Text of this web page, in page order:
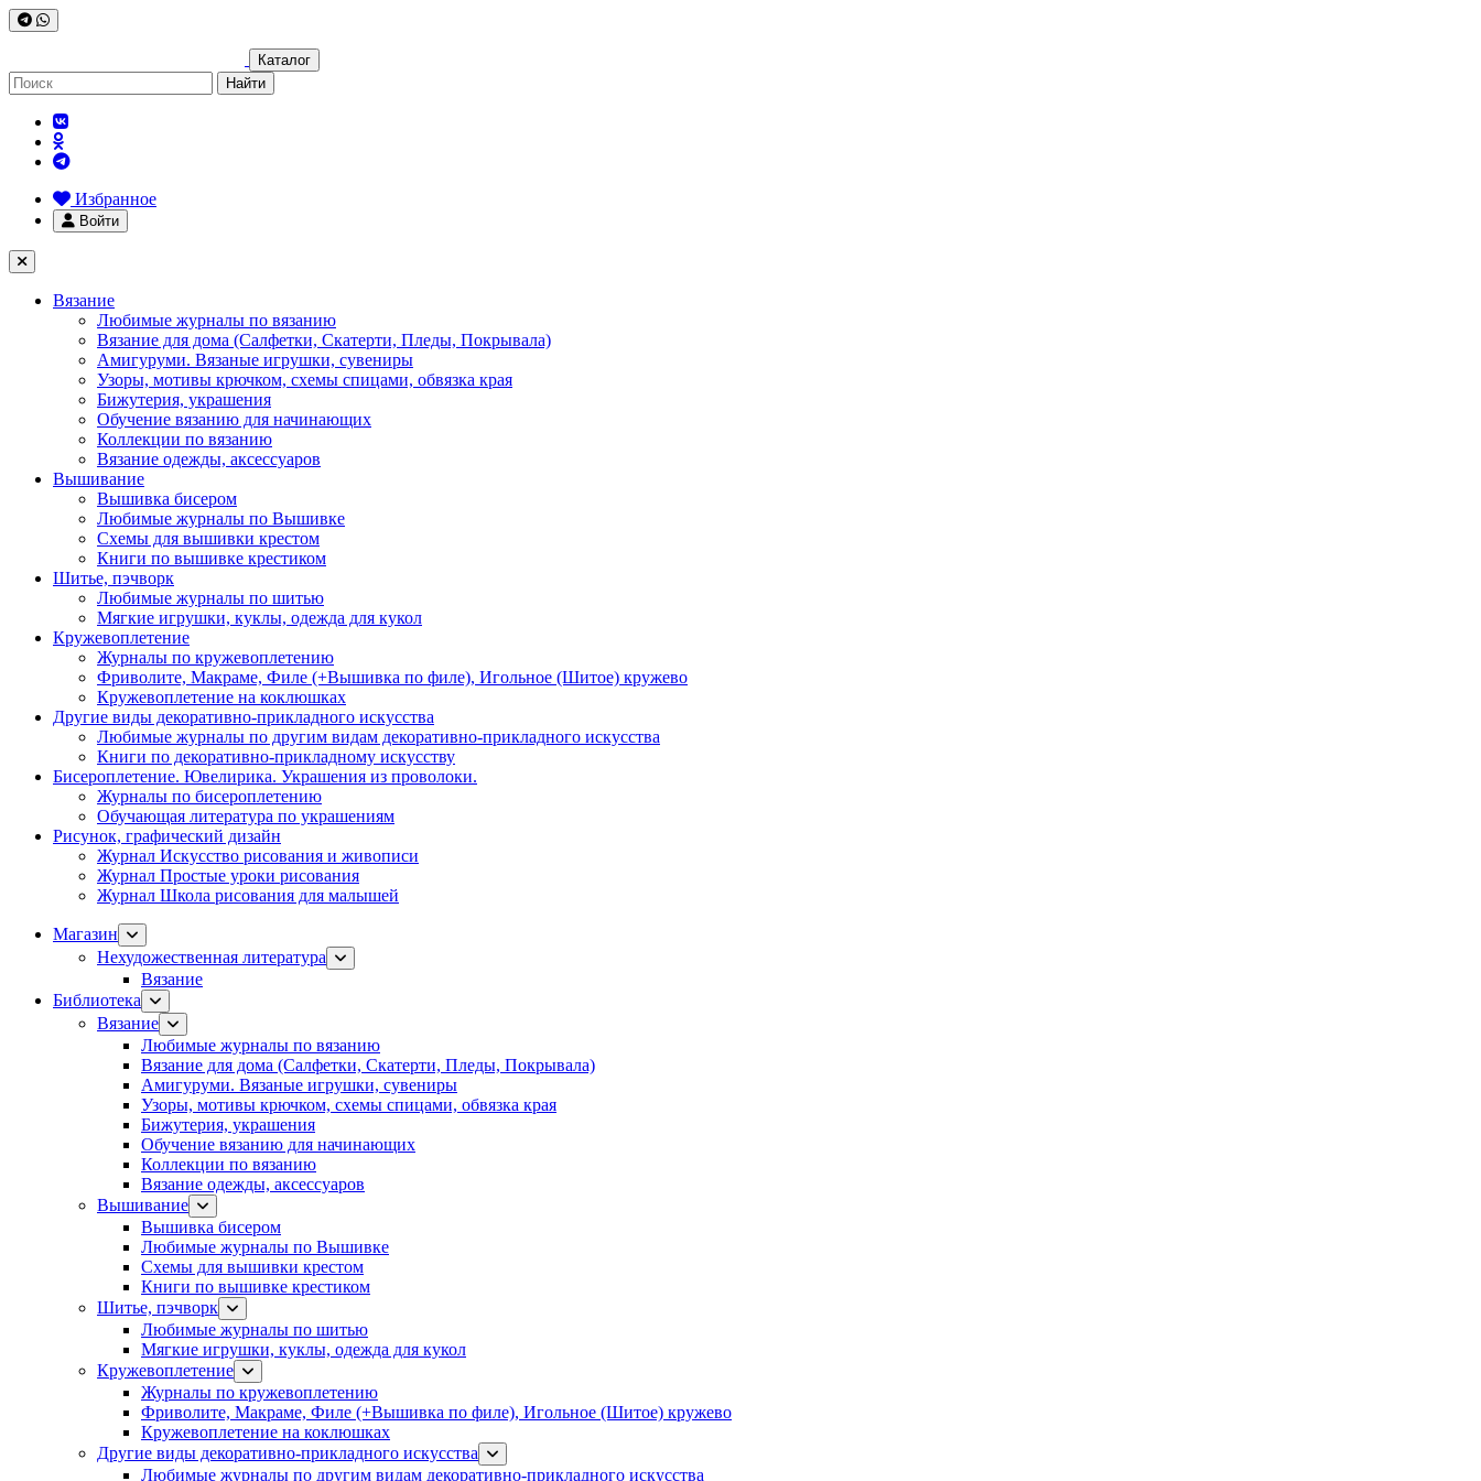
Каталог
Найти
Избранное
Войти
Вязание
Любимые журналы по вязанию
Вязание для дома (Салфетки, Скатерти, Пледы, Покрывала)
Амигуруми. Вязаные игрушки, сувениры
Узоры, мотивы крючком, схемы спицами, обвязка края
Бижутерия, украшения
Обучение вязанию для начинающих
Коллекции по вязанию
Вязание одежды, аксессуаров
Вышивание
Вышивка бисером
Любимые журналы по Вышивке
Схемы для вышивки крестом
Книги по вышивке крестиком
Шитье, пэчворк
Любимые журналы по шитью
Мягкие игрушки, куклы, одежда для кукол
Кружевоплетение
Журналы по кружевоплетению
Фриволите, Макраме, Филе (+Вышивка по филе), Игольное (Шитое) кружево
Кружевоплетение на коклюшках
Другие виды декоративно-прикладного искусства
Любимые журналы по другим видам декоративно-прикладного искусства
Книги по декоративно-прикладному искусству
Бисероплетение. Ювелирика. Украшения из проволоки.
Журналы по бисероплетению
Обучающая литература по украшениям
Рисунок, графический дизайн
Журнал Искусство рисования и живописи
Журнал Простые уроки рисования
Журнал Школа рисования для малышей
Магазин
Нехудожественная литература
Вязание
Библиотека
Вязание
Любимые журналы по вязанию
Вязание для дома (Салфетки, Скатерти, Пледы, Покрывала)
Амигуруми. Вязаные игрушки, сувениры
Узоры, мотивы крючком, схемы спицами, обвязка края
Бижутерия, украшения
Обучение вязанию для начинающих
Коллекции по вязанию
Вязание одежды, аксессуаров
Вышивание
Вышивка бисером
Любимые журналы по Вышивке
Схемы для вышивки крестом
Книги по вышивке крестиком
Шитье, пэчворк
Любимые журналы по шитью
Мягкие игрушки, куклы, одежда для кукол
Кружевоплетение
Журналы по кружевоплетению
Фриволите, Макраме, Филе (+Вышивка по филе), Игольное (Шитое) кружево
Кружевоплетение на коклюшках
Другие виды декоративно-прикладного искусства
Любимые журналы по другим видам декоративно-прикладного искусства